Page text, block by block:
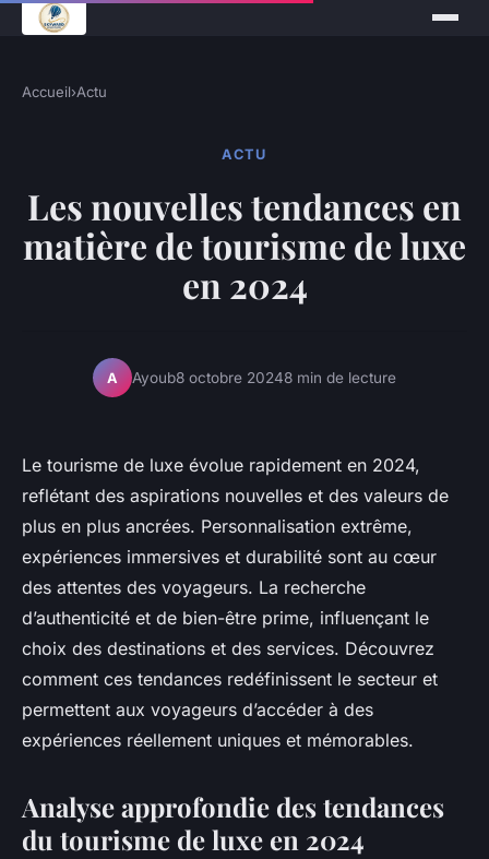
Accueil›Actu
ACTU
Les nouvelles tendances en
matière de tourisme de luxe
en 2024
A Ayoub8 octobre 20248 min de lecture
Le tourisme de luxe évolue rapidement en 2024,
reflétant des aspirations nouvelles et des valeurs de
plus en plus ancrées. Personnalisation extrême,
expériences immersives et durabilité sont au cœur
des attentes des voyageurs. La recherche
d’authenticité et de bien-être prime, influençant le
choix des destinations et des services. Découvrez
comment ces tendances redéfinissent le secteur et
permettent aux voyageurs d’accéder à des
expériences réellement uniques et mémorables.
Analyse approfondie des tendances
du tourisme de luxe en 2024